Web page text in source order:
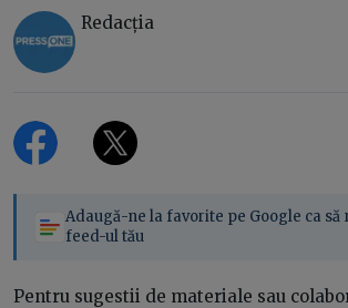
Redacția
Adaugă-ne la favorite pe Google ca
feed-ul tău
Pentru sugestii de materiale sau